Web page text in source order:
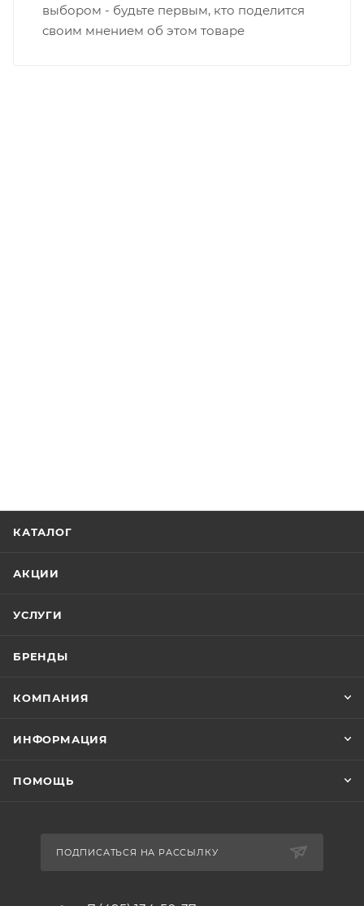
выбором - будьте первым, кто поделится
своим мнением об этом товаре
КАТАЛОГ
АКЦИИ
УСЛУГИ
БРЕНДЫ
КОМПАНИЯ
ИНФОРМАЦИЯ
ПОМОЩЬ
ПОДПИСАТЬСЯ НА РАССЫЛКУ